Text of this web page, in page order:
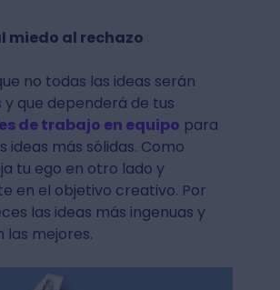
miedo al rechazo
no todas las ideas serán
que dependerá de tus
de trabajo en equipo para
ideas más sólidas. Como
tu ego en otro lado y
en el objetivo creativo. Por
las ideas más ingenuas y
las mejores.